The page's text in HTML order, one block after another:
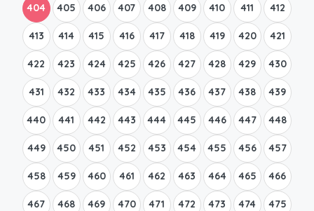
404 405 406 407 408 409 410 411 412
413 414 415 416 417 418 419 420 421
422 423 424 425 426 427 428 429 430
431 432 433 434 435 436 437 438 439
440 441 442 443 444 445 446 447 448
449 450 451 452 453 454 455 456 457
458 459 460 461 462 463 464 465 466
467 468 469 470 471 472 473 474 475